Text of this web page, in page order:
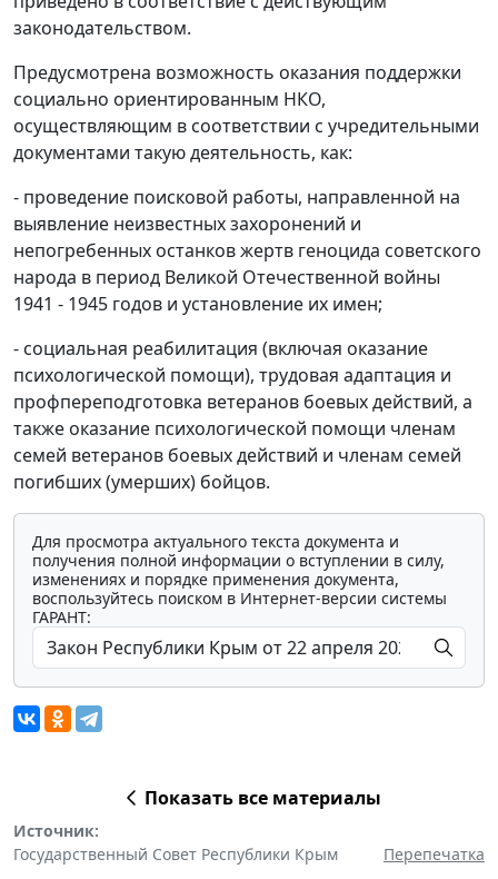
законодательством.
Предусмотрена возможность оказания поддержки
социально ориентированным НКО,
осуществляющим в соответствии с учредительными
документами такую деятельность, как:
- проведение поисковой работы, направленной на
выявление неизвестных захоронений и
непогребенных останков жертв геноцида советского
народа в период Великой Отечественной войны
1941 - 1945 годов и установление их имен;
- социальная реабилитация (включая оказание
психологической помощи), трудовая адаптация и
профпереподготовка ветеранов боевых действий, а
также оказание психологической помощи членам
семей ветеранов боевых действий и членам семей
погибших (умерших) бойцов.
Для просмотра актуального текста документа и
получения полной информации о вступлении в силу,
изменениях и порядке применения документа,
воспользуйтесь поиском в Интернет-версии системы
ГАРАНТ:
Показать все материалы
Источник:
Государственный Совет Республики Крым
Перепечатка